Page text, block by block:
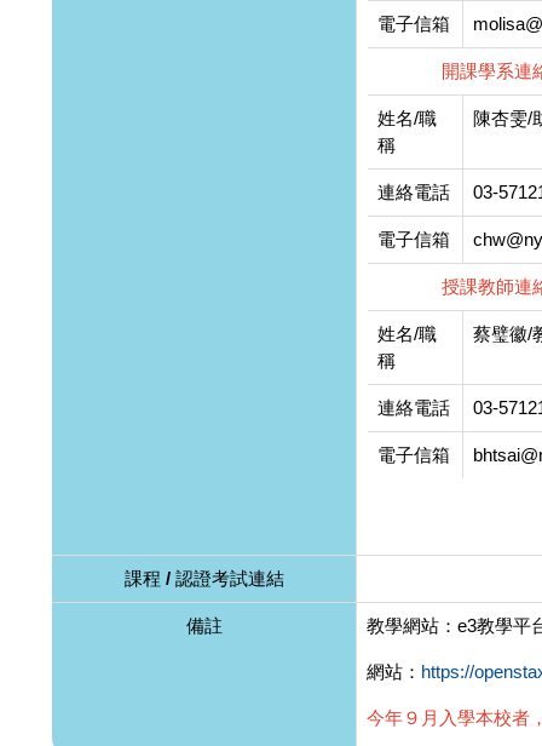
電子信箱
開課學系連
姓名/職
稱
陳杏雯/
連絡電話 03-
電子信箱
授課教師連
姓名/職
稱
蔡璧徽/
連絡電話 03-
電子信箱
課程 / 認證考試連結
備註 教學網站：e3教學平
網站： https://
今年９月入學本校者